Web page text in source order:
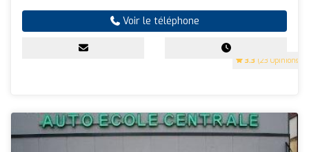
3.3 (23 Opinions)
Voir le téléphone